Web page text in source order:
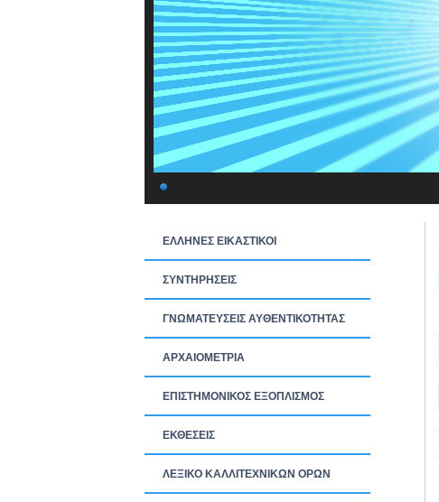
ΕΛΛΗΝΕΣ ΕΙΚΑΣΤΙΚΟΙ
ΣΥΝΤΗΡΗΣΕΙΣ
ΓΝΩΜΑΤΕΥΣΕΙΣ ΑΥΘΕΝΤΙΚΟΤΗΤΑΣ
ΑΡΧΑΙΟΜΕΤΡΙΑ
ΕΠΙΣΤΗΜΟΝΙΚΟΣ ΕΞΟΠΛΙΣΜΟΣ
ΕΚΘΕΣΕΙΣ
ΛΕΞΙΚΟ ΚΑΛΛΙΤΕΧΝΙΚΩΝ ΟΡΩΝ